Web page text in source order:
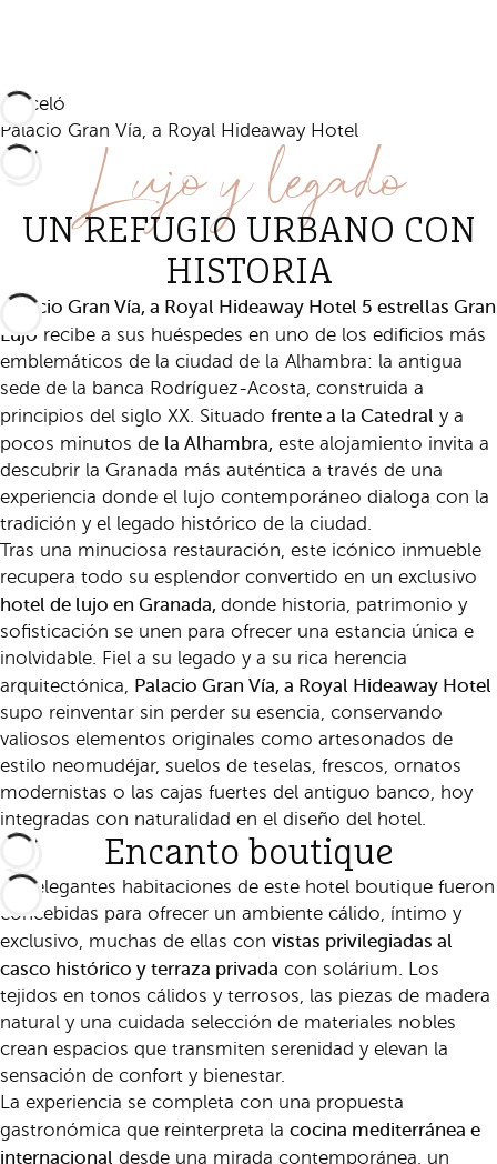
Barceló
Palacio Gran Vía, a Royal Hideaway Hotel
Lujo y legado
UN REFUGIO URBANO CON
HISTORIA
Palacio Gran Vía, a Royal Hideaway Hotel 5 estrellas Gran
Lujo recibe a sus huéspedes en uno de los edificios más
emblemáticos de la ciudad de la Alhambra: la antigua
sede de la banca Rodríguez-Acosta, construida a
principios del siglo XX. Situado frente a la Catedral y a
pocos minutos de la Alhambra, este alojamiento invita a
descubrir la Granada más auténtica a través de una
experiencia donde el lujo contemporáneo dialoga con la
tradición y el legado histórico de la ciudad.
Tras una minuciosa restauración, este icónico inmueble
recupera todo su esplendor convertido en un exclusivo
hotel de lujo en Granada, donde historia, patrimonio y
sofisticación se unen para ofrecer una estancia única e
inolvidable. Fiel a su legado y a su rica herencia
arquitectónica, Palacio Gran Vía, a Royal Hideaway Hotel
supo reinventar sin perder su esencia, conservando
valiosos elementos originales como artesonados de
estilo neomudéjar, suelos de teselas, frescos, ornatos
modernistas o las cajas fuertes del antiguo banco, hoy
integradas con naturalidad en el diseño del hotel.
Encanto boutique
Las elegantes habitaciones de este hotel boutique fueron
concebidas para ofrecer un ambiente cálido, íntimo y
exclusivo, muchas de ellas con vistas privilegiadas al
casco histórico y terraza privada con solárium. Los
tejidos en tonos cálidos y terrosos, las piezas de madera
natural y una cuidada selección de materiales nobles
crean espacios que transmiten serenidad y elevan la
sensación de confort y bienestar.
La experiencia se completa con una propuesta
gastronómica que reinterpreta la cocina mediterránea e
internacional desde una mirada contemporánea, un